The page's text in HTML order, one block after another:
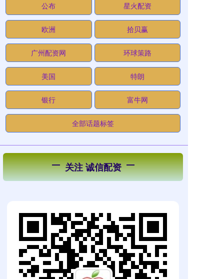
公布 星火配资
欧洲 拾贝赢
广州配资网 环球策路
美国 特朗
银行 富牛网
全部话题标签
关注 诚信配资